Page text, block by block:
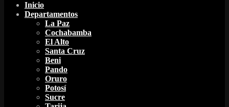
Inicio
Departamentos
La Paz
Cochabamba
El Alto
Santa Cruz
Beni
Pando
Oruro
Potosí
Sucre